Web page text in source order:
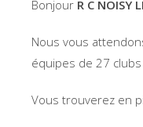
Bonjour R C NOISY
Nous vous
équipes de 27
Vous trouverez en